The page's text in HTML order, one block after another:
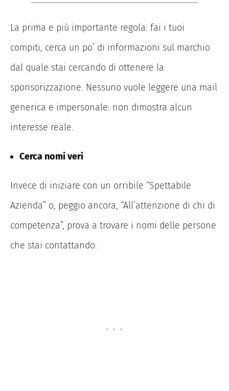
La prima e più importante regola: fai i tuoi
compiti, cerca un po’ di informazioni sul marchio
dal quale stai cercando di ottenere la
sponsorizzazione. Nessuno vuole leggere una mail
generica e impersonale: non dimostra alcun
interesse reale.
Cerca nomi veri
Invece di iniziare con un orribile “Spettabile
Azienda” o, peggio ancora, “All’attenzione di chi di
competenza”, prova a trovare i nomi delle persone
che stai contattando.